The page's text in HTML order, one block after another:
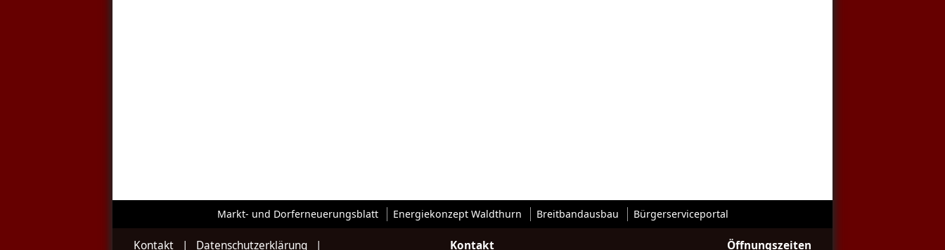
Markt- und Dorferneuerungsblatt Energiekonzept Waldthurn Breitbandausbau Bürgerserviceportal
Kontakt | Datenschutzerklärung | Kontakt Öffnungszeiten